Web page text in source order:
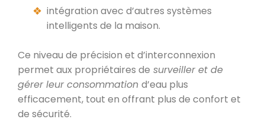
intégration avec d’autres systèmes
intelligents de la maison.
Ce niveau de précision et d’interconnexion
permet aux propriétaires de surveiller et de
gérer leur consommation d’eau plus
efficacement, tout en offrant plus de confort et
de sécurité.